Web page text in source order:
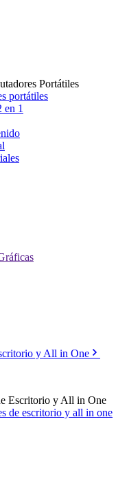
Portátiles
portátiles
en 1
y All in One
Escritorio y All in One
de escritorio y all in one